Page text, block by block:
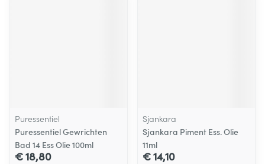
Puressentiel
Puressentiel Gewrichten
Bad 14 Ess Olie 100ml
€ 18,80
Sjankara
Sjankara Piment Ess. Olie
11ml
€ 14,10